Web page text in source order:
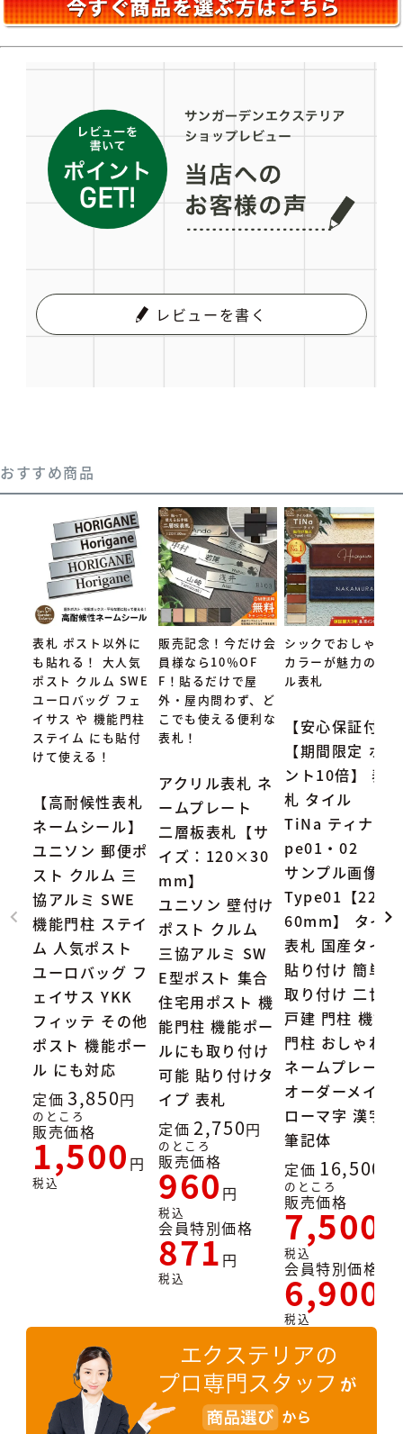
レビューを書く
おすすめ商品
表札 ポスト以外に
も貼れる！ 大人気
ポスト クルム SWE
ユーロバッグ フェ
イサス や 機能門柱
ステイム にも貼付
けて使える！
【高耐候性表札
ネームシール】
ユニソン 郵便ポ
スト クルム 三
協アルミ SWE
機能門柱 ステイ
ム 人気ポスト
ユーロバッグ フ
ェイサス YKK
フィッテ その他
ポスト 機能ポー
ル にも対応
定価 3,850
のところ
販売価格
1,500
税込
販売記念！今だけ会
員様なら10％OF
F！貼るだけで屋
外・屋内問わず、ど
こでも使える便利な
表札！
アクリル表札 ネ
ームプレート
二層板表札【サ
イズ：120×30
mm】
ユニソン 壁付け
ポスト クルム
三協アルミ SW
E型ポスト 集合
住宅用ポスト 機
能門柱 機能ポー
ルにも取り付け
可能 貼り付けタ
イプ 表札
定価 2,750
のところ
販売価格
960
税込
会員特別価格
871
税込
シックでおしゃれな
カラーが魅力のタイ
ル表札
【安心保証付】
【期間限定 ポイ
ント10倍】 表
札 タイル
TiNa ティナ Ty
pe01・02
サンプル画像：
Type01【227×
60mm】 タイル
表札 国産タイル
貼り付け 簡単
取り付け 二世帯
戸建 門柱 機能
門柱 おしゃれ
ネームプレート
オーダーメイド
ローマ字 漢字
筆記体
定価 16,500
のところ
販売価格
7,500
税込
会員特別価格
6,900
税込